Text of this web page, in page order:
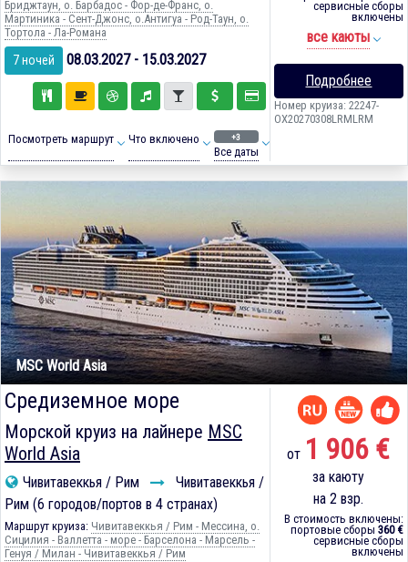
Бриджтаун, о. Барбадос - Фор-де-Франс, о.
Мартиника - Сент-Джонс, о.Антигуа - Род-Таун, о.
Тортола - Ла-Романа
7 ночей 08.03.2027 - 15.03.2027
Посмотреть маршрут Что включено +3
Все даты
сервисные сборы
включены
все каюты
Подробнее
Номер круиза: 22247-
OX20270308LRMLRM
MSC World Asia
Средиземное море
Морской круиз на лайнере MSC
World Asia
Чивитавеккья / Рим
Чивитавеккья /
Рим (6 городов/портов в 4 странах)
Маршрут круиза: Чивитавеккья / Рим - Мессина, о.
Сицилия - Валлетта - море - Барселона - Марсель -
Генуя / Милан - Чивитавеккья / Рим
от 1 906 €
за каюту
на 2 взр.
В стоимость включены:
портовые сборы 360 €
сервисные сборы
включены